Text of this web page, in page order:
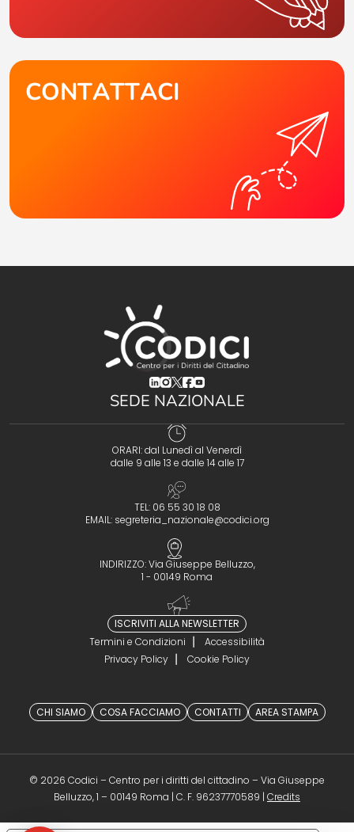
CONTATTACI
(opens in a new tab)
(opens in a new tab)
(opens in a new tab)
(opens in a new tab)
(opens in a new tab)
SEDE NAZIONALE
ORARI: dal Lunedì al Venerdì
dalle 9 alle 13 e dalle 14 alle 17
TEL: 06 55 30 18 08
EMAIL: segreteria_nazionale@codici.org
INDIRIZZO: Via Giuseppe Belluzzo,
1 - 00149 Roma
ISCRIVITI ALLA NEWSLETTER
Termini e Condizioni
Accessibilità
Privacy Policy
Cookie Policy
CHI SIAMO COSA FACCIAMO CONTATTI AREA STAMPA
© 2026 Codici – Centro per i diritti del cittadino – Via Giuseppe
Belluzzo, 1 – 00149 Roma | C. F. 96237770589 | Credits